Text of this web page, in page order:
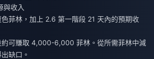
與收入
菲林，加上 2.6 第一階段 21 天內的預期收
約可賺取 4,000-6,000 菲林。從所需菲林中減
缺口。